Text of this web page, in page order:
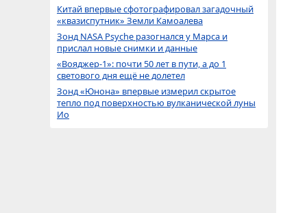
Китай впервые сфотографировал загадочный
«квазиспутник» Земли Камоалева
Зонд NASA Psyche разогнался у Марса и
прислал новые снимки и данные
«Вояджер-1»: почти 50 лет в пути, а до 1
светового дня ещё не долетел
Зонд «Юнона» впервые измерил скрытое
тепло под поверхностью вулканической луны
Ио